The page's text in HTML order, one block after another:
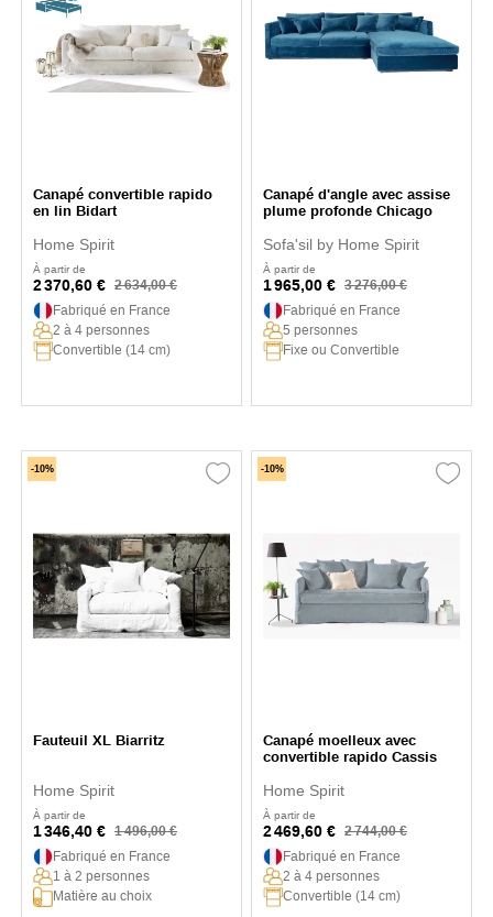
Canapé convertible rapido
en lin Bidart
Home Spirit
À partir de
2 370,60 € 2 634,00 €
Fabriqué en France
2 à 4 personnes
Convertible (14 cm)
Canapé d'angle avec assise
plume profonde Chicago
Sofa'sil by Home Spirit
À partir de
1 965,00 € 3 276,00 €
Fabriqué en France
5 personnes
Fixe ou Convertible
-10%
Fauteuil XL Biarritz
Home Spirit
À partir de
1 346,40 € 1 496,00 €
Fabriqué en France
1 à 2 personnes
Matière au choix
-10%
Canapé moelleux avec
convertible rapido Cassis
Home Spirit
À partir de
2 469,60 € 2 744,00 €
Fabriqué en France
2 à 4 personnes
Convertible (14 cm)